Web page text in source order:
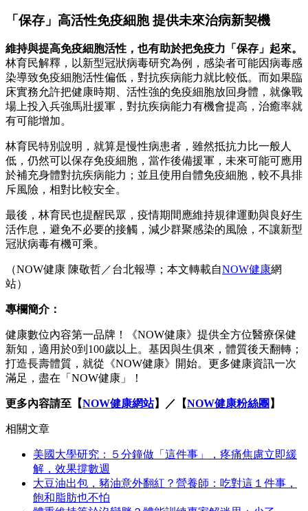
「保存」高活性免疫細胞 提供未來治病新契機
維持與提高免疫細胞活性，也有助於把免疫力「保存」起來。
林育民解釋，以新型冠狀病毒研究為例，感染者可能因病毒感
染導致免疫細胞活性偏低，對抗疾病能力就比較低。而如果臨
床實務允許把健康時期、活性強的免疫細胞放回身體，就像戰
場上投入兵強馬壯援軍，對抗疾病能力有機會提高，治癒率就
有可能增加。
林育民特別說明，就算是慢性病患者，雖然抵抗力比一般人
低，仍然可以保存免疫細胞，當作後備援軍，未來可能可應用
於補充身體對抗疾病能力；並且使用自體免疫細胞，較不具排
斥風險，相對比較安全。
最後，林育民也提醒民眾，疫情期間應維持規律運動與良好生
活作息，避免不必要的接觸，減少群聚感染的風險，不讓新型
冠狀病毒有機可乘。
（NOW健康 陳敬哲／台北報導；本文轉載自NOW健康網
站）
專欄簡介：
健康數位內容第一品牌！《NOW健康》提供全方位醫療保健
新知，適用於0到100歲以上。基因與生俱來，體質後天翻轉；
打造長壽體質，就從《NOW健康》開始。更多健康資訊一次
滿足，盡在「NOW健康」！
更多內容請至【NOW健康網站】／【NOW健康粉絲團 】
相關文章
美國大學研究：５分鐘做「這件事」，疼痛焦慮立即緩
解，效果撐數週
大豆油出包，豬油意外翻紅？營養師：吃對這１件事，
飽和脂肪也不怕